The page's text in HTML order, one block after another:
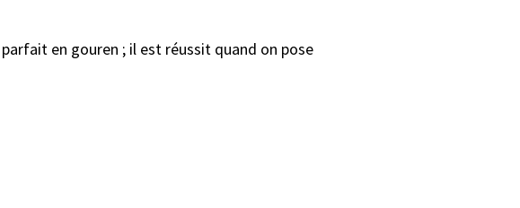
en gouren ; il est réussit quand on pose